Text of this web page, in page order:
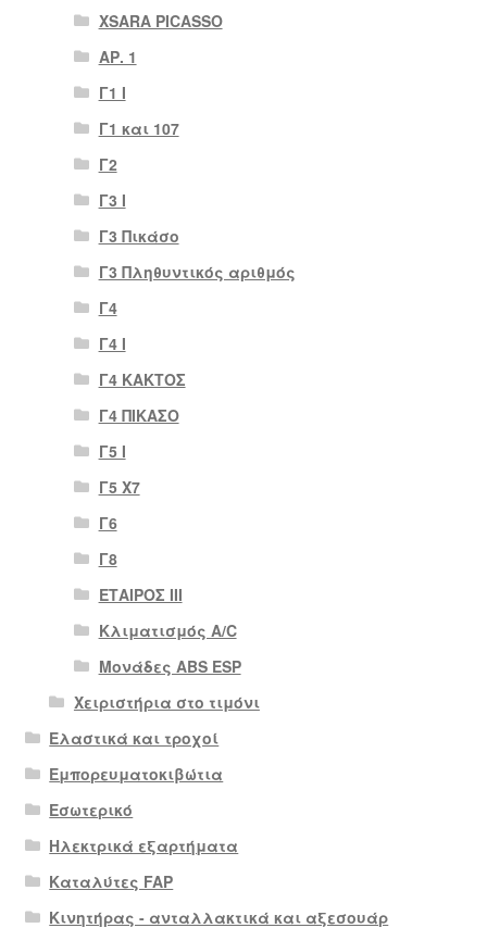
XSARA PICASSO
ΑΡ. 1
Γ1 Ι
Γ1 και 107
Γ2
Γ3 Ι
Γ3 Πικάσο
Γ3 Πληθυντικός αριθμός
Γ4
Γ4 Ι
Γ4 ΚΑΚΤΟΣ
Γ4 ΠΙΚΑΣΟ
Γ5 Ι
Γ5 Χ7
Γ6
Γ8
ΕΤΑΙΡΟΣ III
Κλιματισμός A/C
Μονάδες ABS ESP
Χειριστήρια στο τιμόνι
Ελαστικά και τροχοί
Εμπορευματοκιβώτια
Εσωτερικό
Ηλεκτρικά εξαρτήματα
Καταλύτες FAP
Κινητήρας - ανταλλακτικά και αξεσουάρ